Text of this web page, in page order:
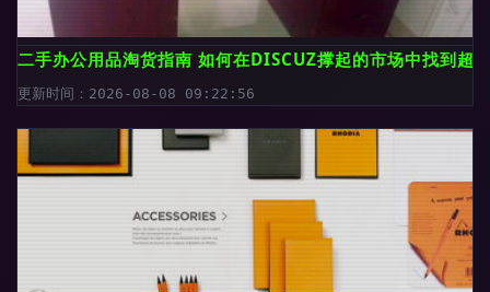
二手办公用品淘货指南 如何在DISCUZ撑起的市场中找到超
更新时间：2026-08-08 09:22:56